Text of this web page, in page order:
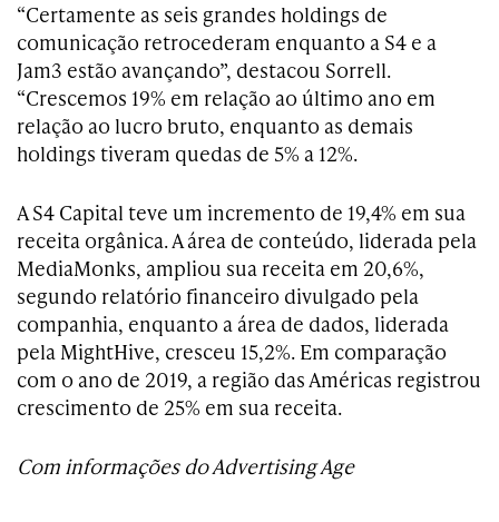
“Certamente as seis grandes holdings de
comunicação retrocederam enquanto a S4 e a
Jam3 estão avançando”, destacou Sorrell.
“Crescemos 19% em relação ao último ano em
relação ao lucro bruto, enquanto as demais
holdings tiveram quedas de 5% a 12%.
A S4 Capital teve um incremento de 19,4% em sua
receita orgânica. A área de conteúdo, liderada pela
MediaMonks, ampliou sua receita em 20,6%,
segundo relatório financeiro divulgado pela
companhia, enquanto a área de dados, liderada
pela MightHive, cresceu 15,2%. Em comparação
com o ano de 2019, a região das Américas registrou
crescimento de 25% em sua receita.
Com informações do Advertising Age